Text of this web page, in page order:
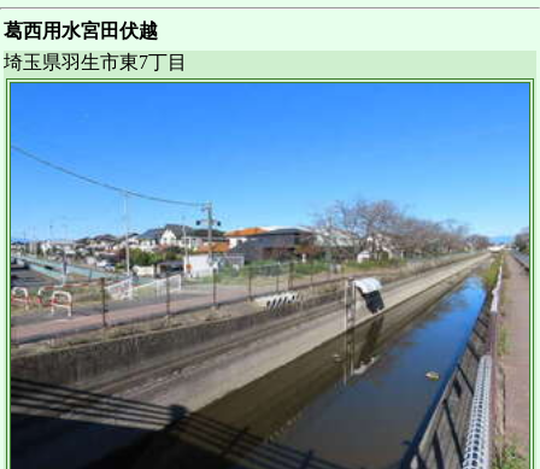
葛西用水宮田伏越
埼玉県羽生市東7丁目